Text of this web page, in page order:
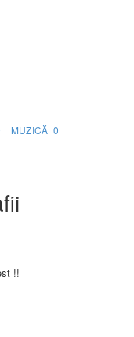
MUZICĂ 0
!!